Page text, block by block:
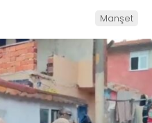
Manşet